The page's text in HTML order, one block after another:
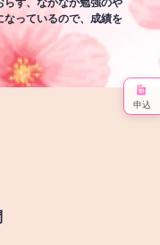
なっているので、成績を
申込